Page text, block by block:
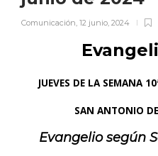
Comunicación, 12 junio, 2024
JUEVES DE LA SEMANA
SAN ANTONIO
Evangelio según